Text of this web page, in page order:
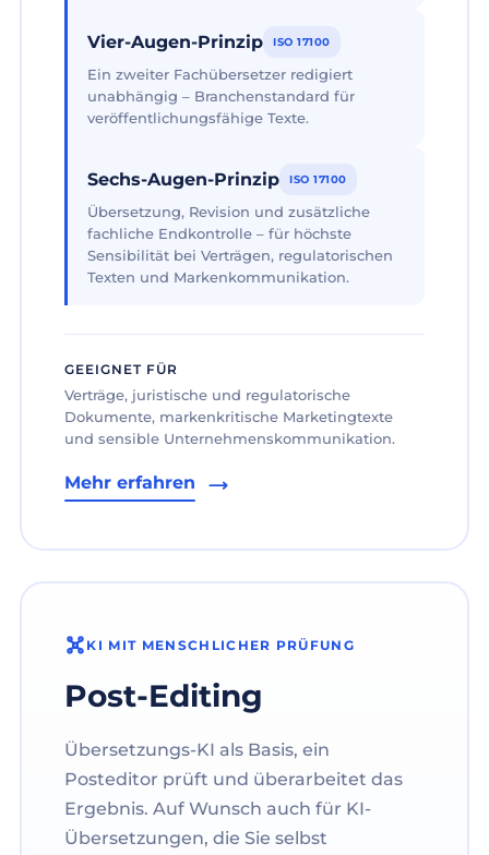
Vier-Augen-Prinzip ISO 17100
Ein zweiter Fachübersetzer redigiert
unabhängig – Branchenstandard für
veröffentlichungsfähige Texte.
Sechs-Augen-Prinzip ISO 17100
Übersetzung, Revision und zusätzliche
fachliche Endkontrolle – für höchste
Sensibilität bei Verträgen, regulatorischen
Texten und Markenkommunikation.
GEEIGNET FÜR
Verträge, juristische und regulatorische
Dokumente, markenkritische Marketingtexte
und sensible Unternehmenskommunikation.
Mehr erfahren
KI MIT MENSCHLICHER PRÜFUNG
Post-Editing
Übersetzungs-KI als Basis, ein
Posteditor prüft und überarbeitet das
Ergebnis. Auf Wunsch auch für KI-
Übersetzungen, die Sie selbst